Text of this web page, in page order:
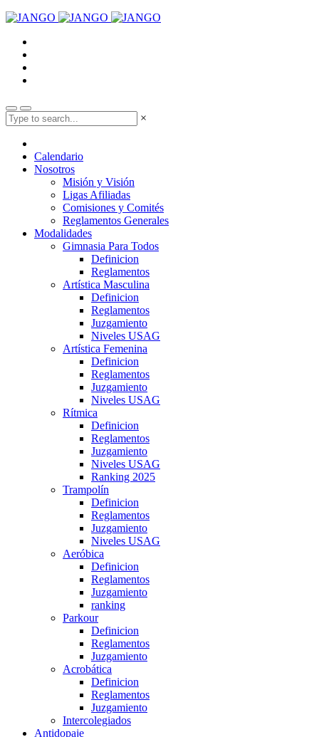
×
Calendario
Nosotros
Misión y Visión
Ligas Afiliadas
Comisiones y Comités
Reglamentos Generales
Modalidades
Gimnasia Para Todos
Definicion
Reglamentos
Artística Masculina
Definicion
Reglamentos
Juzgamiento
Niveles USAG
Artística Femenina
Definicion
Reglamentos
Juzgamiento
Niveles USAG
Rítmica
Definicion
Reglamentos
Juzgamiento
Niveles USAG
Ranking 2025
Trampolín
Definicion
Reglamentos
Juzgamiento
Niveles USAG
Aeróbica
Definicion
Reglamentos
Juzgamiento
ranking
Parkour
Definicion
Reglamentos
Juzgamiento
Acrobática
Definicion
Reglamentos
Juzgamiento
Intercolegiados
Antidopaje